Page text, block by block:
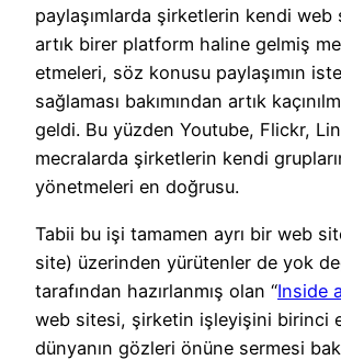
paylaşımlarda şirketlerin kendi web
artık birer platform haline gelmiş
etmeleri, söz konusu paylaşımın
sağlaması bakımından artık
geldi. Bu yüzden Youtube, Flickr,
mecralarda şirketlerin kendi
yönetmeleri en doğrusu.
Tabii bu işi tamamen ayrı bir web
site) üzerinden yürütenler de yok
tarafından hazırlanmış olan “Inside
web sitesi, şirketin işleyişini birinci
dünyanın gözleri önüne sermesi